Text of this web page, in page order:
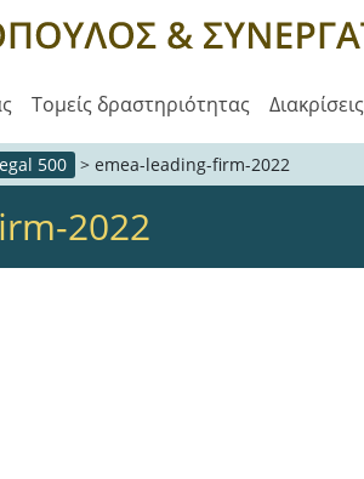
Τομείς δραστηριότητας Διακρίσεις
500 > emea-leading-firm-2022
2022